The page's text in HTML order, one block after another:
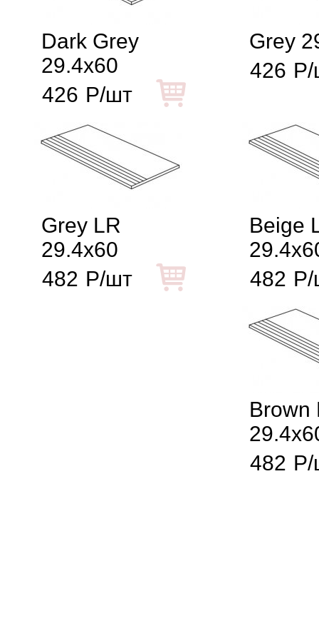
Dark Grey
29.4x60
426 Р/шт
Grey
426 Р/
Grey LR
29.4x60
482 Р/шт
Beige
482 Р/
Brown
482 Р/